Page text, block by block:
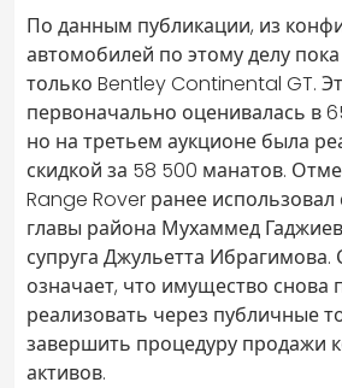
По данным публикации, из
автомобилей по этому делу
только Bentley Continental GT.
первоначально оценивалась в
но на третьем аукционе была
скидкой за 58 500 манатов.
Range Rover ранее
главы района Мухаммед
супруга Джульетта
означает, что имущество снова
реализовать через публичные
завершить процедуру продажи
активов.